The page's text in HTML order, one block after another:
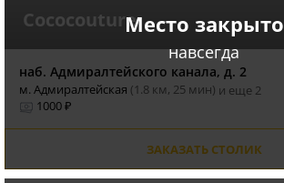
Место закрыто
навсегда
Cococouture
наб. Адмиралтейского канала, д. 2
м. Адмиралтейская (1.8 км, 25 мин) и еще 2
1000 ₽
ЗАКАЗАТЬ СТОЛИК